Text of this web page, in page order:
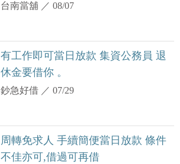
台南當舖 ／08/07
有工作即可當日放款 集資公務員 退
休金要借你 。
鈔急好借 ／07/29
周轉免求人 手續簡便當日放款 條件
不佳亦可,借過可再借